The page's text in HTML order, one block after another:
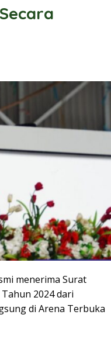
menerima Surat
2024 dari
di Arena Terbuka